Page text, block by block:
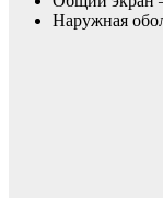
Наружная